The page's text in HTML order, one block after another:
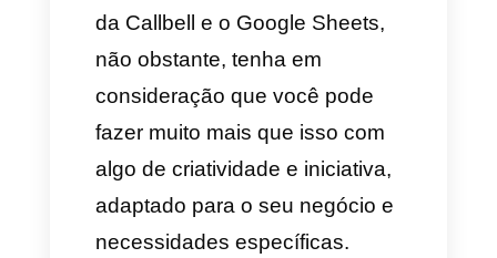
Após criar a ação do Google
Sheets: Vamos conectar nossa